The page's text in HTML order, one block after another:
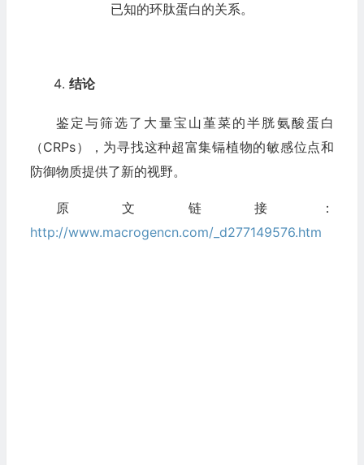
已知的环肽蛋白的关系。
结论
鉴定与筛选了大量宝山堇菜的半胱氨酸蛋白
（CRPs），为寻找这种超富集镉植物的敏感位点和
防御物质提供了新的视野。
原文链接：
http://www.macrogencn.com/_d277149576.htm